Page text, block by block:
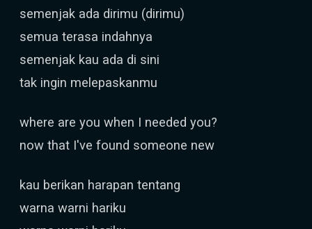
semenjak ada dirimu (dirimu)
semua terasa indahnya
semenjak kau ada di sini
tak ingin melepaskanmu
where are you when I needed you?
now that I've found someone new
kau berikan harapan tentang
warna warni hariku